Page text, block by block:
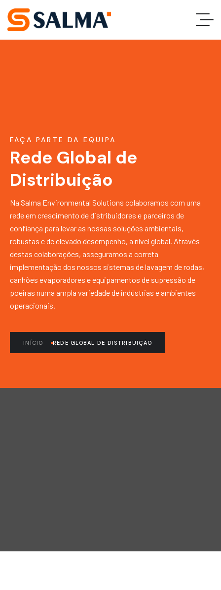
FAÇA PARTE DA EQUIPA
Rede Global de
Distribuição
Na Salma Environmental Solutions colaboramos com uma
rede em crescimento de distribuidores e parceiros de
confiança para levar as nossas soluções ambientais,
robustas e de elevado desempenho, a nível global. Através
destas colaborações, asseguramos a correta
implementação dos nossos sistemas de lavagem de rodas,
canhões evaporadores e equipamentos de supressão de
poeiras numa ampla variedade de indústrias e ambientes
operacionais.
INÍCIO REDE GLOBAL DE DISTRIBUIÇÃO